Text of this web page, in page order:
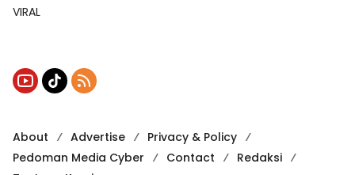
VIRAL
About Advertise
Privacy & Policy
Pedoman Media Cyber
Contact
Redaksi